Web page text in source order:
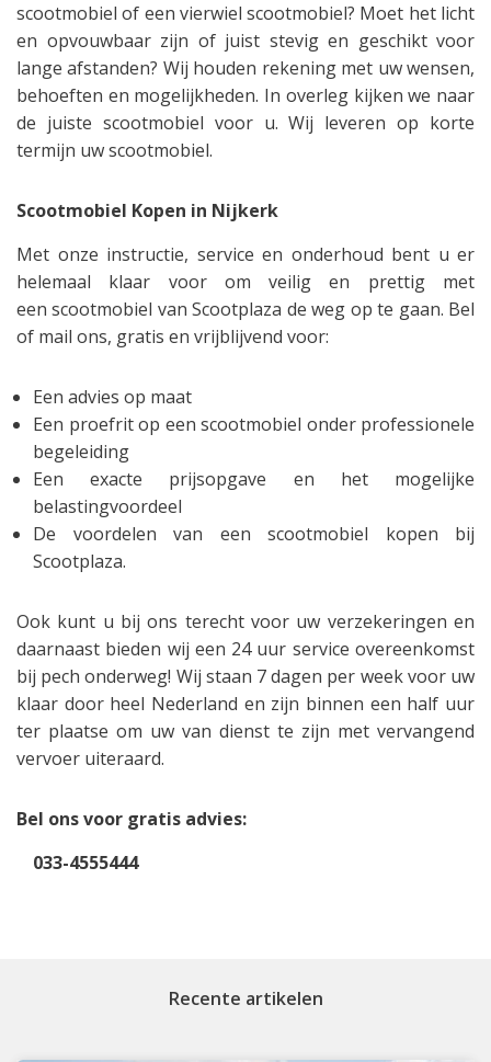
scootmobiel of een vierwiel scootmobiel? Moet het licht
en opvouwbaar zijn of juist stevig en geschikt voor
lange afstanden? Wij houden rekening met uw wensen,
behoeften en mogelijkheden. In overleg kijken we naar
de juiste scootmobiel voor u. Wij leveren op korte
termijn uw scootmobiel.
Scootmobiel Kopen in Nijkerk
Met onze instructie, service en onderhoud bent u er
helemaal klaar voor om veilig en prettig met
een scootmobiel van Scootplaza de weg op te gaan. Bel
of mail ons, gratis en vrijblijvend voor:
Een advies op maat
Een proefrit op een scootmobiel onder professionele
begeleiding
Een exacte prijsopgave en het mogelijke
belastingvoordeel
De voordelen van een scootmobiel kopen bij
Scootplaza.
Ook kunt u bij ons terecht voor uw verzekeringen en
daarnaast bieden wij een 24 uur service overeenkomst
bij pech onderweg! Wij staan 7 dagen per week voor uw
klaar door heel Nederland en zijn binnen een half uur
ter plaatse om uw van dienst te zijn met vervangend
vervoer uiteraard.
Bel ons voor gratis advies:
033-4555444
Recente artikelen